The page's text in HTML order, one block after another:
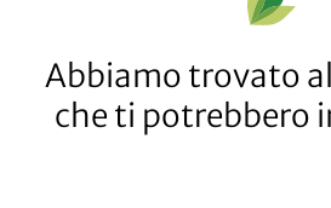
Abbiamo trovato
che ti potrebbero